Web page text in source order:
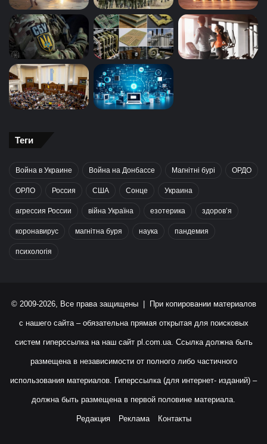
Теги
Война в Украине Война на Донбассе Магнітні бурі ОРДО
ОРЛО Россия США Сонце Украина
агрессия России війна Україна езотерика здоров’я
коронавирус магнітна буря наука пандемия
психологія
© 2009-2026, Все права защищены | При копировании материалов
с нашего сайта – обязательна прямая открытая для поисковых
систем гиперссылка на наш сайт pl.com.ua. Ссылка должна быть
размещена в независимости от полного либо частичного
использования материалов. Гиперссылка (для интернет- изданий) –
должна быть размещена в первой половине материала.
Редакция Реклама Контакты